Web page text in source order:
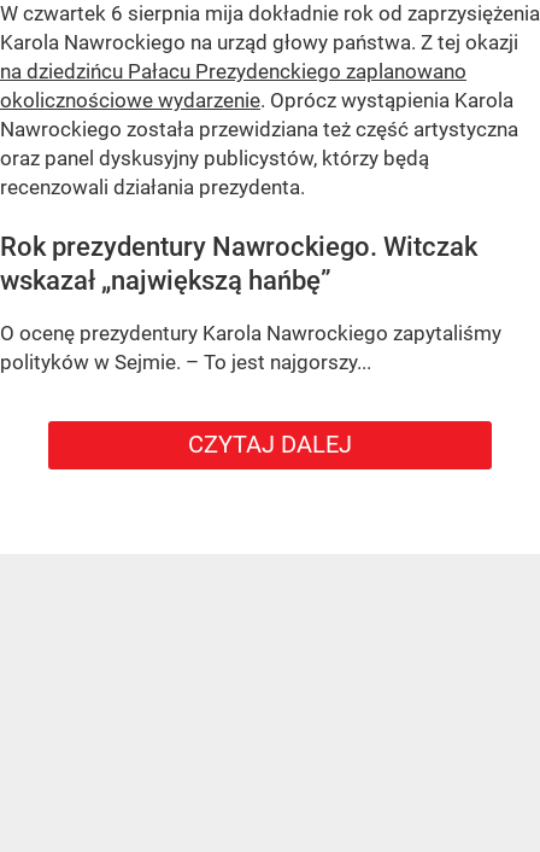
W czwartek 6 sierpnia mija dokładnie rok od zaprzysiężenia
Karola Nawrockiego na urząd głowy państwa. Z tej okazji
na dziedzińcu Pałacu Prezydenckiego zaplanowano
okolicznościowe wydarzenie. Oprócz wystąpienia Karola
Nawrockiego została przewidziana też część artystyczna
oraz panel dyskusyjny publicystów, którzy będą
recenzowali działania prezydenta.
Rok prezydentury Nawrockiego. Witczak
wskazał „największą hańbę”
O ocenę prezydentury Karola Nawrockiego zapytaliśmy
polityków w Sejmie. – To jest najgorszy...
CZYTAJ DALEJ